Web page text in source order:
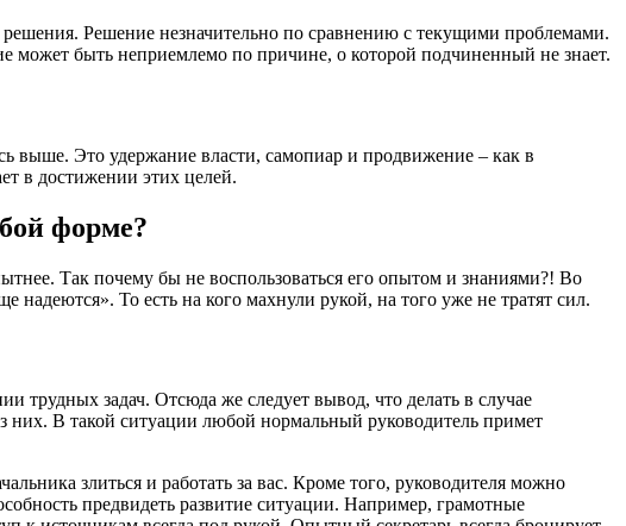
Решение незначительно по сравнению с текущими проблемами.
может быть неприемлемо по причине, о которой подчиненный не знает.
выше. Это удержание власти, самопиар и продвижение – как в
в достижении этих целей.
форме?
Так почему бы не воспользоваться его опытом и знаниями?! Во
надеются». То есть на кого махнули рукой, на того уже не тратят сил.
трудных задач. Отсюда же следует вывод, что делать в случае
них. В такой ситуации любой нормальный руководитель примет
злиться и работать за вас. Кроме того, руководителя можно
предвидеть развитие ситуации. Например, грамотные